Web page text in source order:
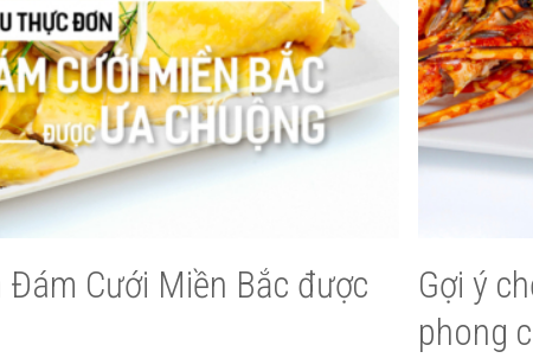
Cưới Miền Bắc được
Gợi ý
phong